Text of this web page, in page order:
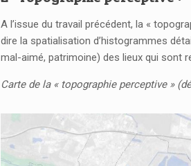
A l’issue du travail précédent, la «
dire la spatialisation d’histogrammes
mal-aimé, patrimoine) des lieux qui sont
Carte de la « topographie perceptive »